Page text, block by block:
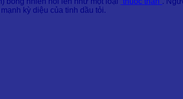
kỳ diệu của tinh dầu tỏi.